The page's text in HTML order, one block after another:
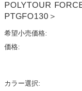
POLYTOUR
PTGFO130＞
希望小売価格:
価格:
カラー選択: